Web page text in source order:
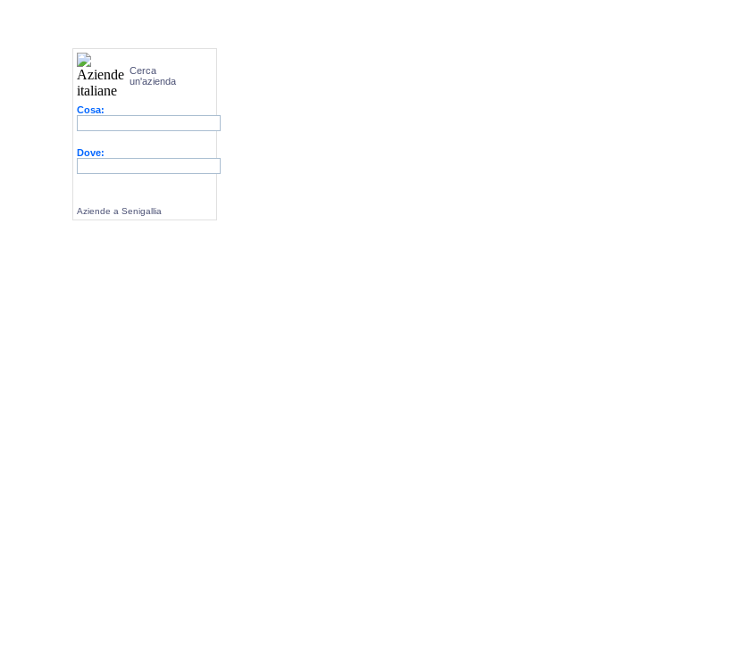
Cerca
un'azienda
Cosa:
Dove:
Aziende a Senigallia